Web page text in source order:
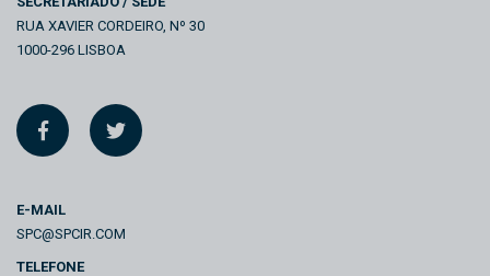
RUA XAVIER CORDEIRO, Nº 30
1000-296 LISBOA
E-MAIL
SPC@SPCIR.COM
TELEFONE